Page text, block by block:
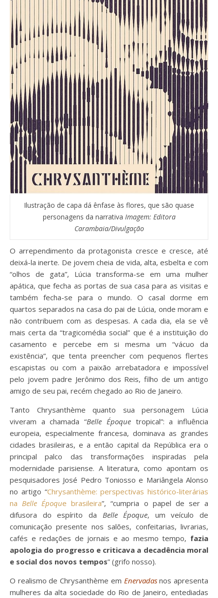
Ilustração de capa dá ênfase às flores, que são quase
personagens da narrativa Imagem: Editora
Carambaia/Divulgação
O arrependimento da protagonista cresce e cresce, até
deixá-la inerte. De jovem cheia de vida, alta, esbelta e com
“olhos de gata”, Lúcia transforma-se em uma mulher
apática, que fecha as portas de sua casa para as visitas e
também fecha-se para o mundo. O casal dorme em
quartos separados na casa do pai de Lúcia, onde moram e
não contribuem com as despesas. A cada dia, ela se vê
mais certa da “tragicomédia social” que é a instituição do
casamento e percebe em si mesma um “vácuo da
existência”, que tenta preencher com pequenos flertes
escapistas ou com a paixão arrebatadora e impossível
pelo jovem padre Jerônimo dos Reis, filho de um antigo
amigo de seu pai, recém chegado ao Rio de Janeiro.
Tanto Chrysanthème quanto sua personagem Lúcia
viveram a chamada “Belle Époque tropical”: a influência
europeia, especialmente francesa, dominava as grandes
cidades brasileiras, e a então capital da República era o
principal palco das transformações inspiradas pela
modernidade parisiense. A literatura, como apontam os
pesquisadores José Pedro Toniosso e Mariângela Alonso
no artigo “Chrysanthème: perspectivas histórico-literárias
na Belle Époque brasileira”, “cumpria o papel de ser a
difusora do espírito da Belle Époque, um veículo de
comunicação presente nos salões, confeitarias, livrarias,
cafés e redações de jornais e ao mesmo tempo, fazia
apologia do progresso e criticava a decadência moral
e social dos novos tempos” (grifo nosso).
O realismo de Chrysanthème em Enervadasnos apresenta
mulheres da alta sociedade do Rio de Janeiro, entediadas